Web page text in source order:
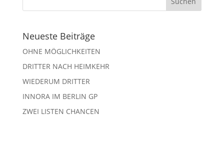
Neueste Beiträge
OHNE MÖGLICHKEITEN
DRITTER NACH HEIMKEHR
WIEDERUM DRITTER
INNORA IM BERLIN GP
ZWEI LISTEN CHANCEN